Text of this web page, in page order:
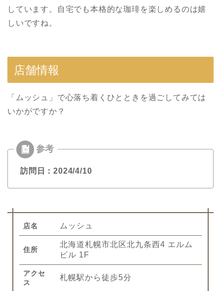
しています。自宅でも本格的な珈琲を楽しめるのは嬉
しいですね。
店舗情報
「ムッシュ」で心落ち着くひとときを過ごしてみては
いかがですか？
訪問日：2024/4/10
店名 ムッシュ
住所
北海道札幌市北区北九条西4 エルム
ビル 1F
アクセ
ス
札幌駅から徒歩5分